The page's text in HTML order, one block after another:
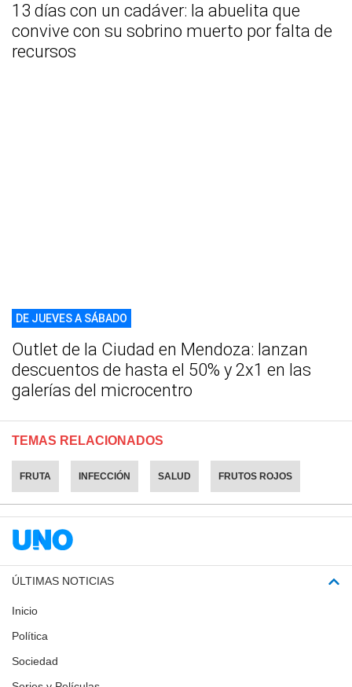
13 días con un cadáver: la abuelita que
convive con su sobrino muerto por falta de
recursos
DE JUEVES A SÁBADO
Outlet de la Ciudad en Mendoza: lanzan
descuentos de hasta el 50% y 2x1 en las
galerías del microcentro
TEMAS RELACIONADOS
FRUTA INFECCIÓN SALUD FRUTOS ROJOS
ÚLTIMAS NOTICIAS
Inicio
Política
Sociedad